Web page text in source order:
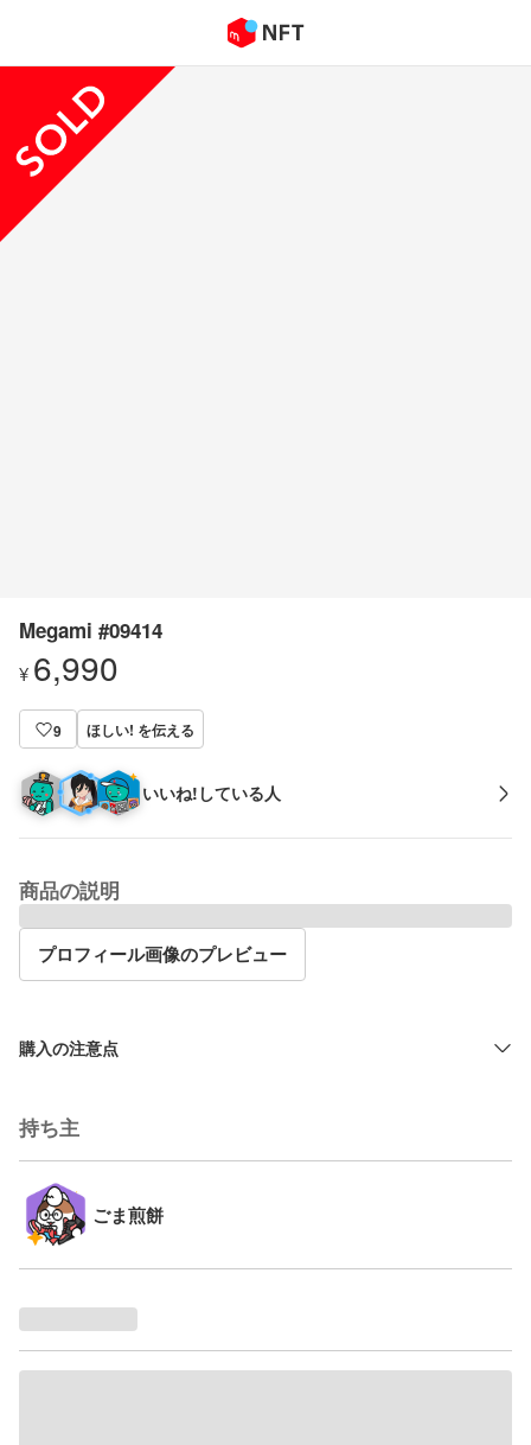
Megami #09414
¥ 6,990
9 ほしい! を伝える
いいね!している人
商品の説明
プロフィール画像のプレビュー
購入の注意点
持ち主
ごま煎餅